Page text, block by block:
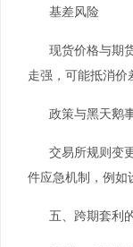
基差风险
现货价格与期
走强，可能抵消价
政策与黑天鹅
交易所规则变
件应急机制，例如
五、跨期套利